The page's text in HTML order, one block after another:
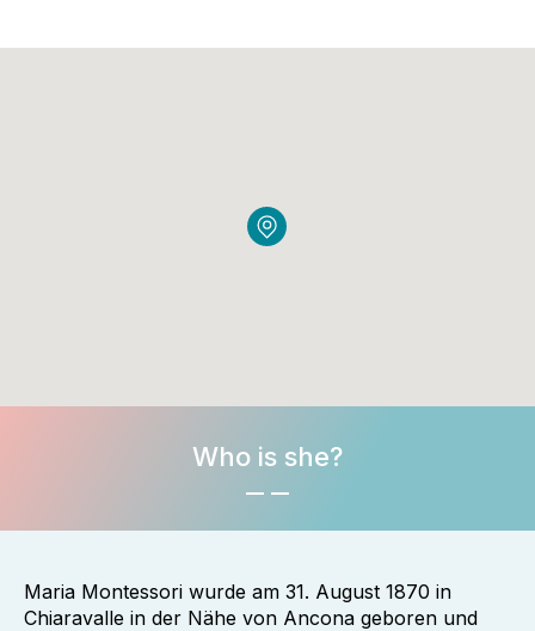
Who is she?
Maria Montessori wurde am 31. August 1870 in
Chiaravalle in der Nähe von Ancona geboren und